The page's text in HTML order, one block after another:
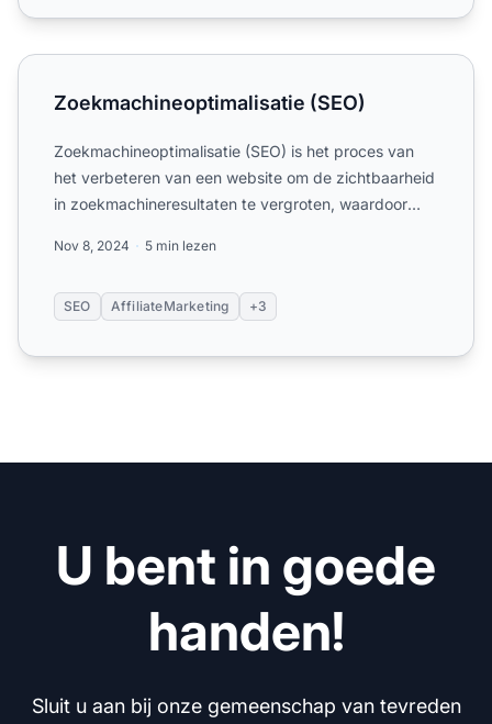
Zoekmachineoptimalisatie (SEO)
Zoekmachineoptimalisatie (SEO)
Zoekmachineoptimalisatie (SEO) is het proces van
het verbeteren van een website om de zichtbaarheid
in zoekmachineresultaten te vergroten, waardoor
Nov 8, 2024 5 min lezen
SEO AffiliateMarketing +3
U bent in goede
handen!
Sluit u aan bij onze gemeenschap van tevreden